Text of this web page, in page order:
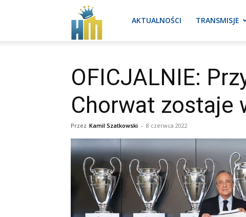
Real
aktualności
AKTUALNOŚCI TRANSMISJE
OFICJALNIE:
Chorwat zostaje
Przez Kamil Szatkowski - 8 czerwca 2022